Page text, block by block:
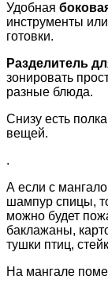
Удобная
инструменты
готовки.
Разделитель
зонировать
разные блюда.
Снизу есть
вещей.
.
А если с
шампур спицы,
можно будет
баклажаны,
тушки птиц,
На мангале